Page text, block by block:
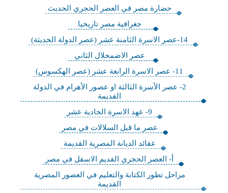
حضارة مصر في العصر الحجري الحديث
جغرافية مصر تاريخيا
14-عصر الاسرة الثامنة عشر (عصر الدولة الحديثة)
عصر الاضمحلال الثاني
11- عصر الاسرة الرابعة عشر (عصر الهكسوس)
2- عصر الأسرة الثالثة او عصور الأهرام في الدولة
القديمة
9- عهد الاسرة الحادية عشر
عصر ما قبل السلالات في مصر
عقائد الديانة المصرية القديمة
أ- العصر الحجري القديم الاسفل في مصر
مراحل تطور الكتابة والتعليم في العصور المصرية
القديمة